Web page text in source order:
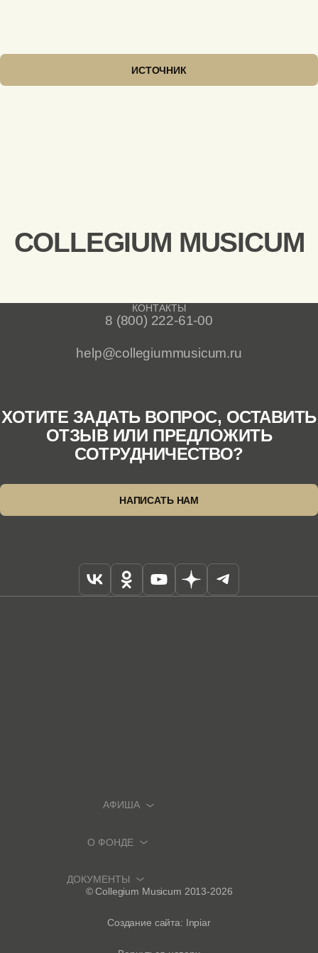
ИСТОЧНИК
COLLEGIUM MUSICUM
КОНТАКТЫ
8 (800) 222-61-00
help@collegiummusicum.ru
ХОТИТЕ ЗАДАТЬ ВОПРОС, ОСТАВИТЬ
ОТЗЫВ ИЛИ ПРЕДЛОЖИТЬ
СОТРУДНИЧЕСТВО?
НАПИСАТЬ НАМ
АФИША
АФИША И БИЛЕТЫ
ПРЕМЬЕРЫ
О ФОНДЕ
О ФОНДЕ
ДОКУМЕНТЫ
ПОЛИТИКА КОНФИДЕНЦИАЛЬНОСТИ
ВОЗВРАТ БИЛЕТОВ
© Collegium Musicum 2013-2026
Создание сайта: Inpiar